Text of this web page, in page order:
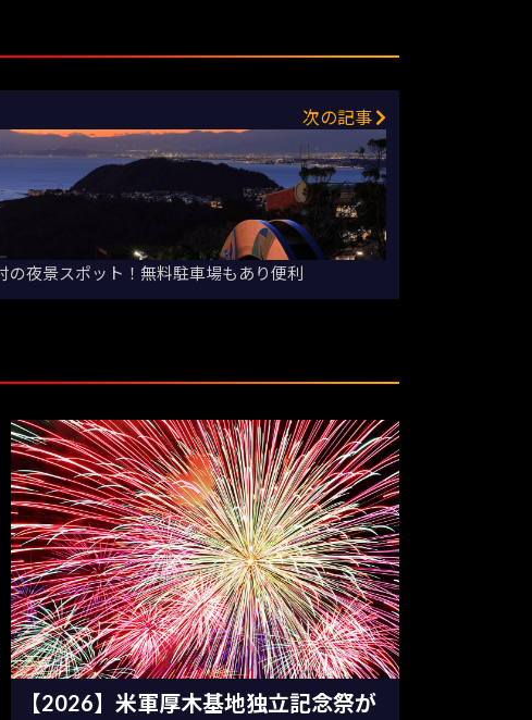
次の記事
の夜景スポット！無料駐車場もあり便利
【2026】米軍厚木基地独立記念祭が